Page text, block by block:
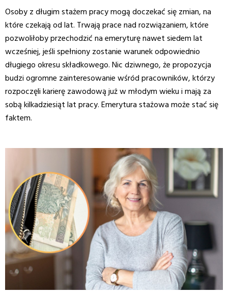
Osoby z długim stażem pracy mogą doczekać się zmian, na
które czekają od lat. Trwają prace nad rozwiązaniem, które
pozwoliłoby przechodzić na emeryturę nawet siedem lat
wcześniej, jeśli spełniony zostanie warunek odpowiednio
długiego okresu składkowego. Nic dziwnego, że propozycja
budzi ogromne zainteresowanie wśród pracowników, którzy
rozpoczęli karierę zawodową już w młodym wieku i mają za
sobą kilkadziesiąt lat pracy. Emerytura stażowa może stać się
faktem.